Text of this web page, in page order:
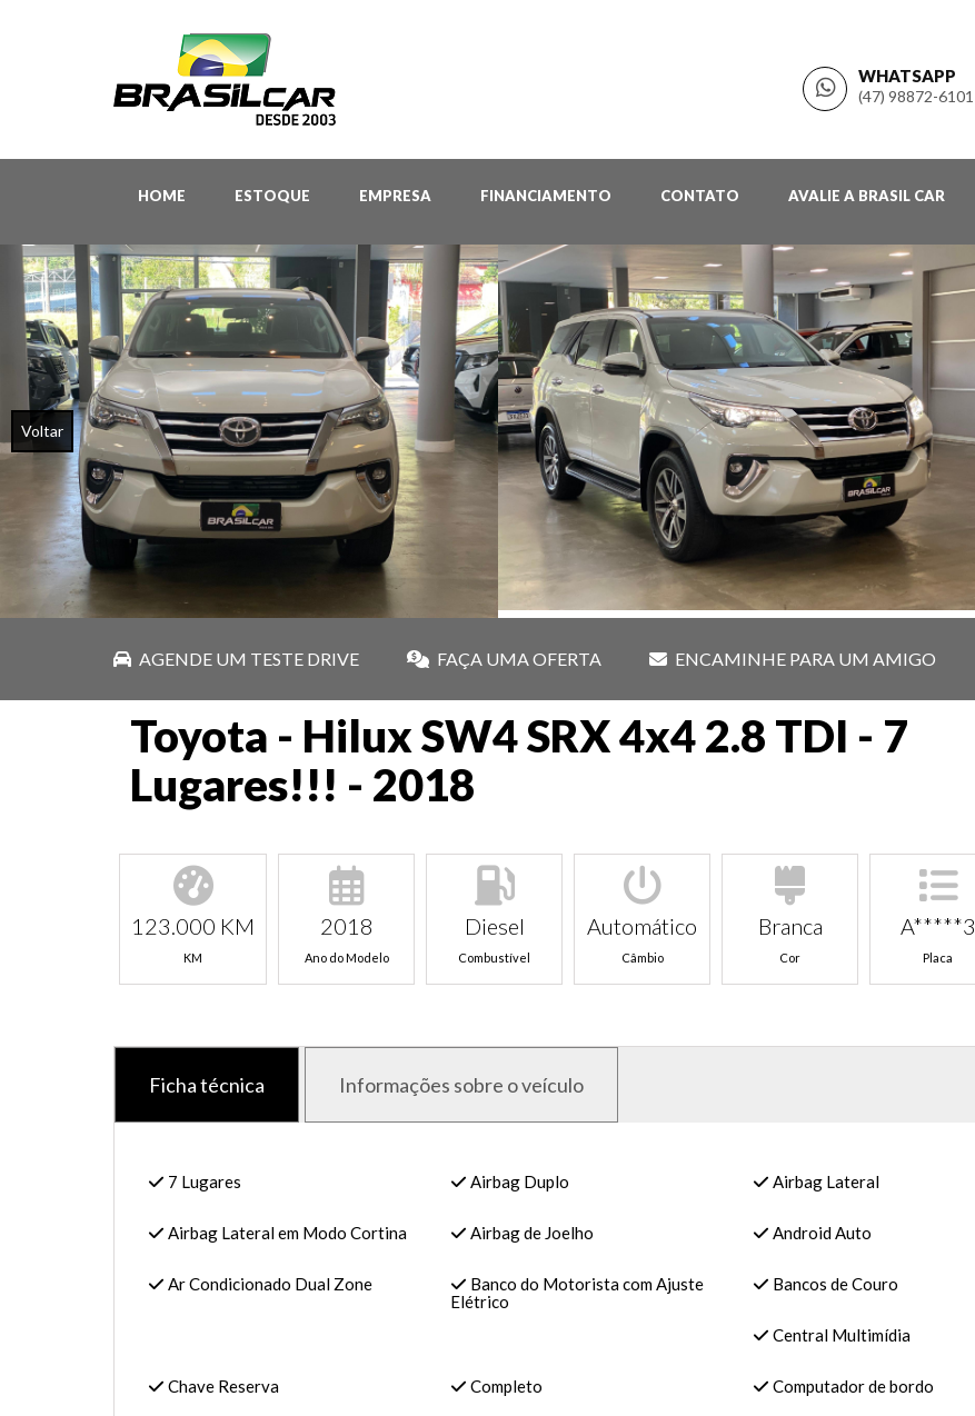
WHATSAPP
(47) 98872-6101
HOME ESTOQUE EMPRESA FINANCIAMENTO CONTATO AVALIE A BRASIL CAR
Voltar
AGENDE UM TESTE DRIVE FAÇA UMA OFERTA ENCAMINHE PARA UM AMIGO
Toyota - Hilux SW4 SRX 4x4 2.8 TDI - 7
Lugares!!! - 2018
123.000 KM
KM
2018
Ano do Modelo
Diesel
Combustível
Automático
Câmbio
Branca
Cor
A*****3
Placa
Ficha técnica Informações sobre o veículo
7 Lugares Airbag Duplo Airbag Lateral
Airbag Lateral em Modo Cortina Airbag de Joelho Android Auto
Ar Condicionado Dual Zone
Banco do Motorista com Ajuste
Elétrico
Bancos de Couro
Central Multimídia
Chave Reserva Completo Computador de bordo